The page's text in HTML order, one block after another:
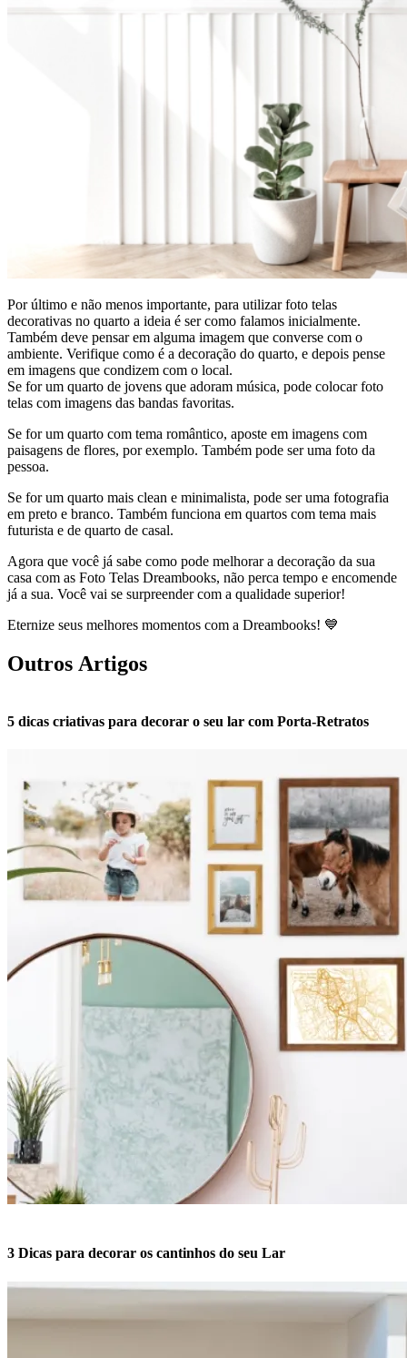
Por último e não menos importante, para utilizar foto telas
decorativas no quarto a ideia é ser como falamos inicialmente.
Também deve pensar em alguma imagem que converse com o
ambiente. Verifique como é a decoração do quarto, e depois pense
em imagens que condizem com o local.
Se for um quarto de jovens que adoram música, pode colocar foto
telas com imagens das bandas favoritas.
Se for um quarto com tema romântico, aposte em imagens com
paisagens de flores, por exemplo. Também pode ser uma foto da
pessoa.
Se for um quarto mais clean e minimalista, pode ser uma fotografia
em preto e branco. Também funciona em quartos com tema mais
futurista e de quarto de casal.
Agora que você já sabe como pode melhorar a decoração da sua
casa com as Foto Telas Dreambooks, não perca tempo e encomende
já a sua. Você vai se surpreender com a qualidade superior!
Eternize seus melhores momentos com a Dreambooks! 💙
Outros Artigos
5 dicas criativas para decorar o seu lar com Porta-Retratos
3 Dicas para decorar os cantinhos do seu Lar